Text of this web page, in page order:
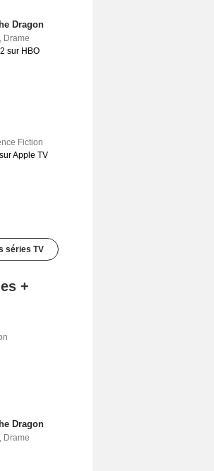
Dragon
, Drame
sur HBO
Fiction
Apple TV
séries TV
+
Dragon
, Drame